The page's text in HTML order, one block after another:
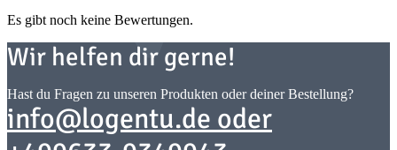
Es gibt noch keine Bewertungen.
Wir helfen dir gerne!
Hast du Fragen zu unseren Produkten oder deiner Bestellung?
info@logentu.de oder